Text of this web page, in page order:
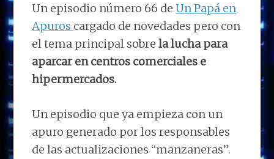
Un episodio número 66 deUn Papá en
Apuros cargado de novedades pero con
el tema principal sobre la lucha para
aparcar en centros comerciales e
hipermercados.
Un episodio que ya empieza con un
apuro generado por los responsables
de las actualizaciones “manzaneras”.